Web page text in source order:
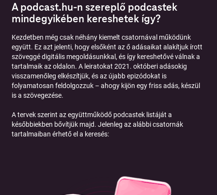
A podcast.hu-n szereplő podcastek
mindegyikében kereshetek így?
Kezdetben még csak néhány kiemelt csatornával működünk
együtt. Ez azt jelenti, hogy elsőként az ő adásaikat alakítjuk írott
szöveggé digitális megoldásunkkal, és így kereshetővé válnak a
tartalmaik az oldalon. A leiratokat 2021. októberi adásokig
visszamenőleg elkészítjük, és az újabb epizódokat is
folyamatosan feldolgozzuk – ahogy kijön egy friss adás, készül
is a szövegezése.
A tervek szerint az együttműködő podcastek listáját a
későbbiekben bővítjük majd. Jelenleg az alábbi csatornák
tartalmaiban érhető el a keresés: